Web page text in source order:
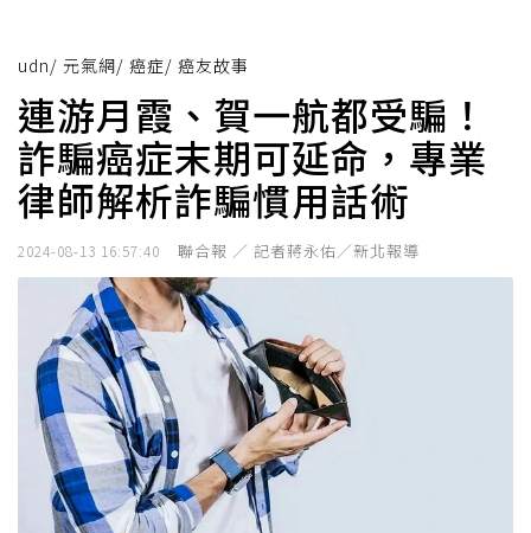
udn/ 元氣網/ 癌症/ 癌友故事
連游月霞、賀一航都受騙！
詐騙癌症末期可延命，專業
律師解析詐騙慣用話術
2024-08-13 16:57:40 聯合報 ／ 記者蔣永佑／新北報導